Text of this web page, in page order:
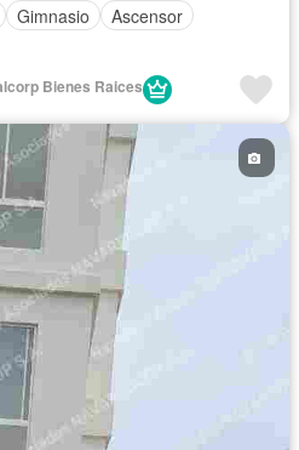
Gimnasio
Ascensor
Bienes Raices